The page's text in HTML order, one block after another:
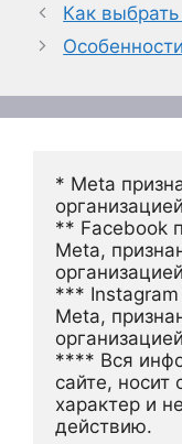
Как
* Meta
** Facebook
Meta,
***
Meta,
**** Вся
сайте, носит
характер и
действию.